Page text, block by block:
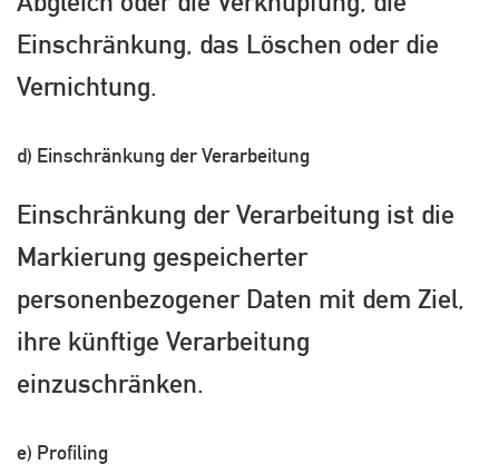
Einschränkung, das Löschen oder die
Vernichtung.
d) Einschränkung der Verarbeitung
Einschränkung der Verarbeitung ist die
Markierung gespeicherter
personenbezogener Daten mit dem Ziel,
ihre künftige Verarbeitung
einzuschränken.
e) Profiling